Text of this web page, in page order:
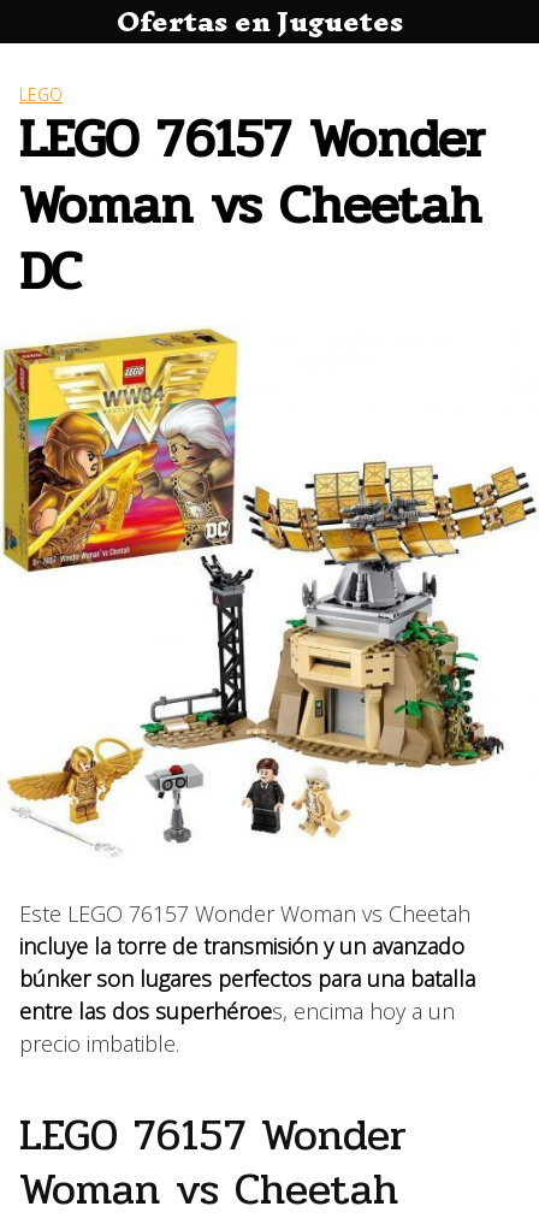
al
Ofertas en Juguetes
LEGO
LEGO 76157 Wonder
Woman vs Cheetah
DC
Este LEGO 76157 Wonder Woman vs Cheetah
incluye la torre de transmisión y un avanzado
búnker son lugares perfectos para una batalla
entre las dos superhéroes, encima hoy a un
precio imbatible.
LEGO 76157 Wonder
Woman vs Cheetah